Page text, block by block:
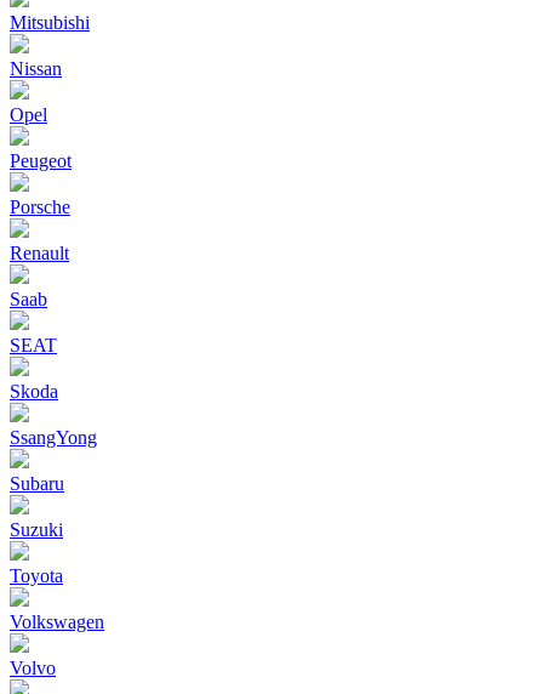
Mitsubishi
Nissan
Opel
Peugeot
Porsche
Renault
Saab
SEAT
Skoda
SsangYong
Subaru
Suzuki
Toyota
Volkswagen
Volvo